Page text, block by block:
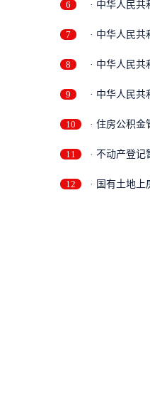
6 · 中华人民
7 · 中华人民
8 · 中华人民
9 · 中华人民
10 · 住房公积
11 · 不动产登
12 · 国有土地